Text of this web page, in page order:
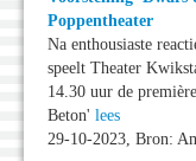
Poppentheater
Na enthousiaste
speelt Theater
14.30 uur de
Beton' lees
29-10-2023, Bron: